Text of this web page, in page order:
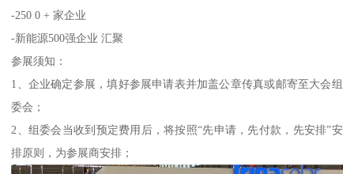
-250 0 + 家企业
-新能源500强企业 汇聚
参展须知：
1、企业确定参展，填好参展申请表并加盖公章传真或邮寄至大会组
委会；
2、组委会当收到预定费用后，将按照“先申请，先付款，先安排”安
排原则，为参展商安排；